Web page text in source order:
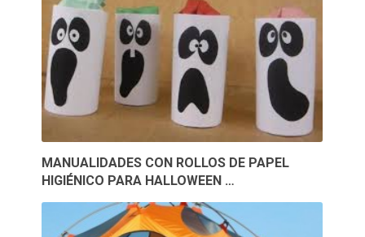
MANUALIDADES CON ROLLOS DE PAPEL
HIGIÉNICO PARA HALLOWEEN …